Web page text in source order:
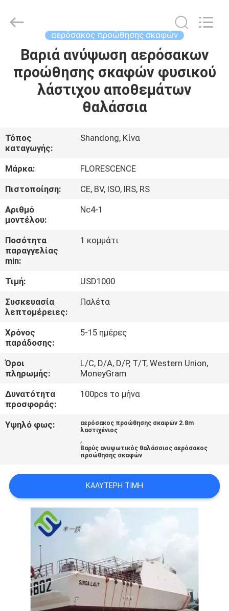
ΣΠΊΤΙ
ΠΡΟΪΌΝΤΑ
ΣΧΕΤΙΚΆ
ΜΕ
ΕΜΆΣ
ΞΕΝΆΓΗΣΗ
ΣΤΟ
ΕΡΓΟΣΤΆΣΙΟ
ΕΛΕΓΧΟΣ
ΠΟΙΌΤΗΤΑΣ
ΕΠΙΚΟΙΝΩΝΉΣΤΕ
ΜΑΖΊ
ΜΑΣ
ΝΈΑ
SITEMAP
PRIVACY
POLICY
Supply
αερόσακος προώθησης σκαφών
Βαριά ανύψωση αερόσακων
προώθησης σκαφών φυσικού
λάστιχου αποθεμάτων
θαλάσσια
Τόπος
καταγωγής:
Shandong, Κίνα
Μάρκα:
FLORESCENCE
Πιστοποίηση:
CE, BV, ISO, IRS, RS
Αριθμό
μοντέλου:
Nc4-1
Ποσότητα
παραγγελίας
min:
1 κομμάτι
Τιμή:
USD1000
Συσκευασία
λεπτομέρειες:
Παλέτα
Χρόνος
παράδοσης:
5-15 ημέρες
Όροι
πληρωμής:
L/C, D/A, D/P, T/T, Western Union,
MoneyGram
Δυνατότητα
προσφοράς:
100pcs το μήνα
Υψηλό φως:
αερόσακος προώθησης σκαφών 2.8m
λαστιχένιος
,
Βαρύς ανυψωτικός θαλάσσιος αερόσακος
προώθησης σκαφών
ΚΑΛΎΤΕΡΗ ΤΙΜΉ